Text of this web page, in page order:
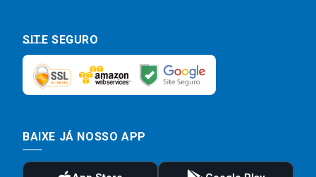
SITE SEGURO
BAIXE JÁ NOSSO APP